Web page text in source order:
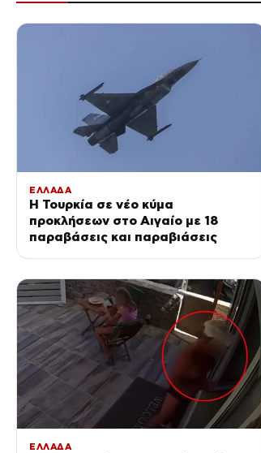
ΕΛΛΑΔΑ
Η Τουρκία σε νέο κύμα
προκλήσεων στο Αιγαίο με 18
παραβάσεις και παραβιάσεις
ΕΛΛΑΔΑ